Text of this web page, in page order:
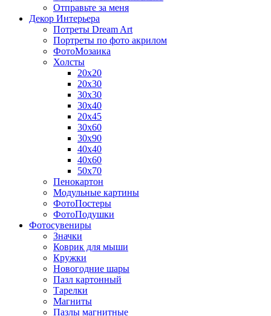
Отправьте за меня
Декор Интерьера
Потреты Dream Art
Портреты по фото акрилом
ФотоМозаика
Холсты
20х20
20х30
30х30
30х40
20х45
30х60
30х90
40х40
40х60
50х70
Пенокартон
Модульные картины
ФотоПостеры
ФотоПодушки
Фотоcувениры
Значки
Коврик для мыши
Кружки
Новогодние шары
Пазл картонный
Тарелки
Магниты
Пазлы магнитные